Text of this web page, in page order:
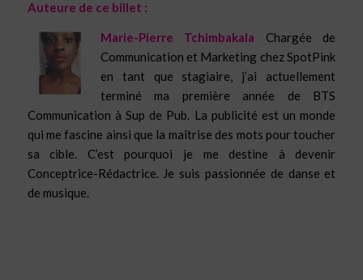
Auteure de ce billet :
Marie-Pierre Tchimbakala Chargée de
Communication et Marketing chez SpotPink
en tant que stagiaire, j’ai actuellement
terminé ma première année de BTS
Communication à Sup de Pub. La publicité est un monde
qui me fascine ainsi que la maîtrise des mots pour toucher
sa cible. C’est pourquoi je me destine à devenir
Conceptrice-Rédactrice. Je suis passionnée de danse et
de musique.